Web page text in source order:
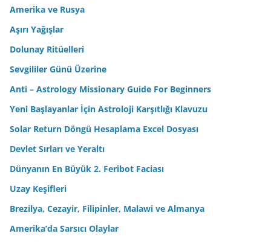
Amerika ve Rusya
Aşırı Yağışlar
Dolunay Ritüelleri
Sevgililer Günü Üzerine
Anti – Astrology Missionary Guide For Beginners
Yeni Başlayanlar İçin Astroloji Karşıtlığı Klavuzu
Solar Return Döngü Hesaplama Excel Dosyası
Devlet Sırları ve Yeraltı
Dünyanın En Büyük 2. Feribot Faciası
Uzay Keşifleri
Brezilya, Cezayir, Filipinler, Malawi ve Almanya
Amerika’da Sarsıcı Olaylar